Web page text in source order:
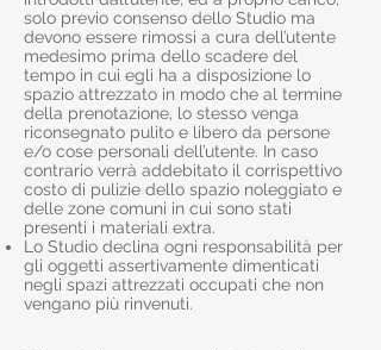
solo previo consenso dello Studio ma
devono essere rimossi a cura dell’utente
medesimo prima dello scadere del
tempo in cui egli ha a disposizione lo
spazio attrezzato in modo che al termine
della prenotazione, lo stesso venga
riconsegnato pulito e libero da persone
e/o cose personali dell’utente. In caso
contrario verrà addebitato il corrispettivo
costo di pulizie dello spazio noleggiato e
delle zone comuni in cui sono stati
presenti i materiali extra.
Lo Studio declina ogni responsabilità per
gli oggetti assertivamente dimenticati
negli spazi attrezzati occupati che non
vengano più rinvenuti.